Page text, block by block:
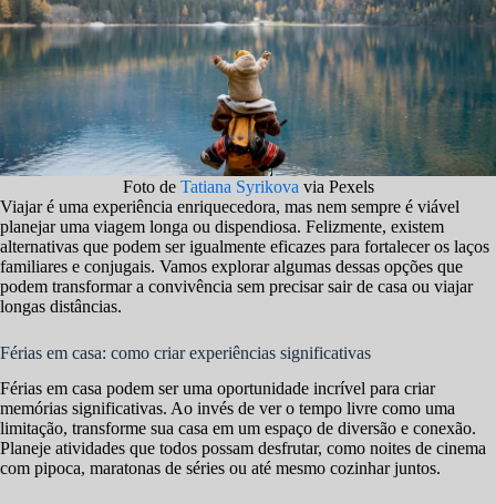
Foto de Tatiana Syrikova via Pexels
Viajar é uma experiência enriquecedora, mas nem sempre é viável
planejar uma viagem longa ou dispendiosa. Felizmente, existem
alternativas que podem ser igualmente eficazes para fortalecer os laços
familiares e conjugais. Vamos explorar algumas dessas opções que
podem transformar a convivência sem precisar sair de casa ou viajar
longas distâncias.
Férias em casa: como criar experiências significativas
Férias em casa podem ser uma oportunidade incrível para criar
memórias significativas. Ao invés de ver o tempo livre como uma
limitação, transforme sua casa em um espaço de diversão e conexão.
Planeje atividades que todos possam desfrutar, como noites de cinema
com pipoca, maratonas de séries ou até mesmo cozinhar juntos.